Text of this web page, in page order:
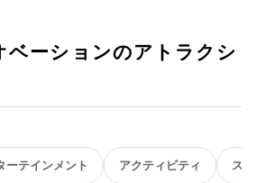
ベーションのアトラクシ
ーテインメント アクティビティ ス